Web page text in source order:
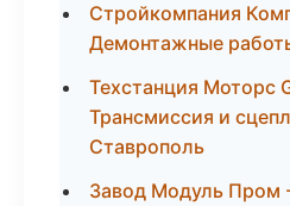
Стройкомпания
Демонтажные
Техстанция Моторс
Трансмиссия и
Ставрополь
Завод Модуль Пром